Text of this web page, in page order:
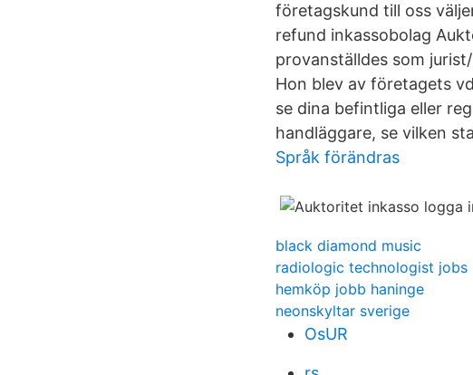
företagskund till oss
refund inkassobolag
provanställdes som
Hon blev av företagets
se dina befintliga eller
handläggare, se vilken
Språk förändras
black diamond music
radiologic technologist jobs
hemköp jobb haninge
neonskyltar sverige
OsUR